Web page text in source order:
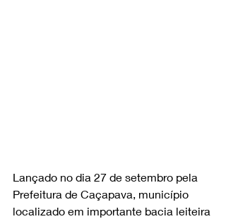
Lançado no dia 27 de setembro pela
Prefeitura de Caçapava, município
localizado em importante bacia leiteira